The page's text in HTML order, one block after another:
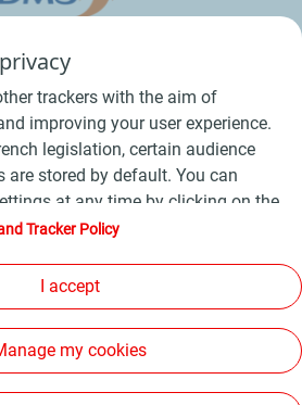
de Vente Bois
Conditions Générales d’Utilisation
- Plan du site -
compagnie TotalEnergies
non conforme
trackers with the aim of
improving your user experience.
legislation, certain audience
are stored by default. You can
at any time by clicking on the
By clicking on the "Accept"
only the technical cookies
function correctly will be used. For
to the "Personal Data and Tracker
Tracker Policy
I accept
my cookies